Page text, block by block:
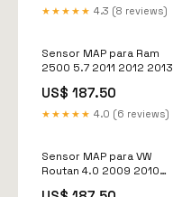
★★★★★ 4.3 (8 reviews)
Sensor MAP para Ram
2500 5.7 2011 2012 2013
US$ 187.50
★★★★★ 4.0 (6 reviews)
Sensor MAP para VW
Routan 4.0 2009 2010